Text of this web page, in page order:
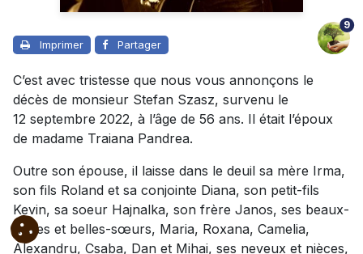
Imprimer Partager
9
C’est avec tristesse que nous vous annonçons le
décès de monsieur Stefan Szasz, survenu le
12 septembre 2022, à l’âge de 56 ans. Il était l’époux
de madame Traiana Pandrea.
Outre son épouse, il laisse dans le deuil sa mère Irma,
son fils Roland et sa conjointe Diana, son petit-fils
Kevin, sa soeur Hajnalka, son frère Janos, ses beaux-
frères et belles-sœurs, Maria, Roxana, Camelia,
Alexandru, Csaba, Dan et Mihai, ses neveux et nièces,